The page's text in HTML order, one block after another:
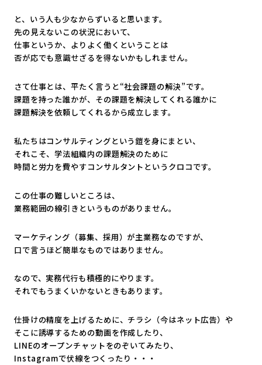
と、いう人も少なからずいると思います。
先の見えないこの状況において、
仕事というか、よりよく働くということは
否が応でも意識せざるを得ないかもしれません。
さて仕事とは、平たく言うと“社会課題の解決”です。
課題を持った誰かが、その課題を解決してくれる誰かに
課題解決を依頼してくれるから成立します。
私たちはコンサルティングという鎧を身にまとい、
それこそ、学法組織内の課題解決のために
時間と労力を費やすコンサルタントというクロコです。
この仕事の難しいところは、
業務範囲の線引きというものがありません。
マーケティング（募集、採用）が主業務なのですが、
口で言うほど簡単なものではありません。
なので、実務代行も積極的にやります。
それでもうまくいかないときもあります。
仕掛けの精度を上げるために、チラシ（今はネット広告）や
そこに誘導するための動画を作成したり、
LINEのオープンチャットをのぞいてみたり、
Instagramで伏線をつくったり・・・